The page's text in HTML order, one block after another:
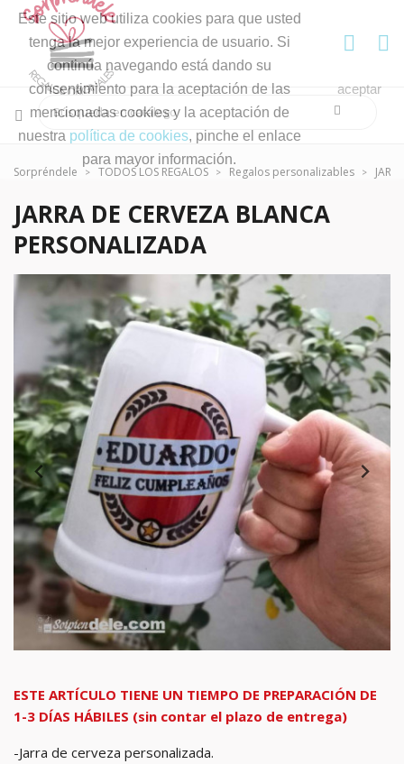
Este sitio web utiliza cookies para que usted
tenga la mejor experiencia de usuario. Si
continúa navegando está dando su
consentimiento para la aceptación de las
mencionadas cookies y la aceptación de
nuestra política de cookies, pinche el enlace
para mayor información.
aceptar
Sorpréndele TODOS LOS REGALOS Regalos personalizables
JARRA DE CERVEZA BLANCA
PERSONALIZADA
ESTE ARTÍCULO TIENE UN TIEMPO DE PREPARACIÓN DE
1-3 DÍAS HÁBILES (sin contar el plazo de entrega)
-Jarra de cerveza personalizada.